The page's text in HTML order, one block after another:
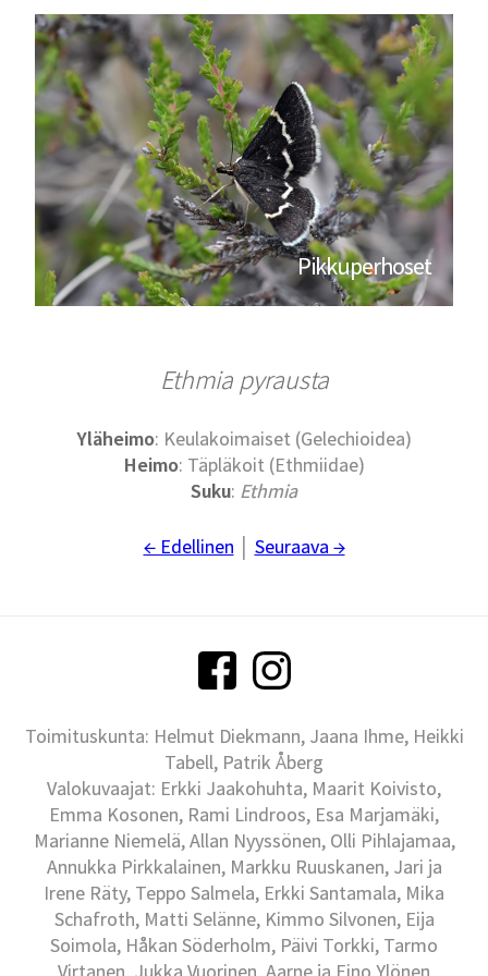
Pikkuperhoset
Ethmia pyrausta
Yläheimo: Keulakoimaiset (Gelechioidea)
Heimo: Täpläkoit (Ethmiidae)
Suku: Ethmia
← Edellinen Seuraava →
Toimituskunta: Helmut Diekmann, Jaana Ihme, Heikki
Tabell, Patrik Åberg
Valokuvaajat: Erkki Jaakohuhta, Maarit Koivisto,
Emma Kosonen, Rami Lindroos, Esa Marjamäki,
Marianne Niemelä, Allan Nyyssönen, Olli Pihlajamaa,
Annukka Pirkkalainen, Markku Ruuskanen, Jari ja
Irene Räty, Teppo Salmela, Erkki Santamala, Mika
Schafroth, Matti Selänne, Kimmo Silvonen, Eija
Soimola, Håkan Söderholm, Päivi Torkki, Tarmo